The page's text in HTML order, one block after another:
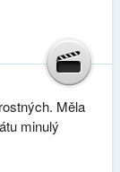
Měla
minulý